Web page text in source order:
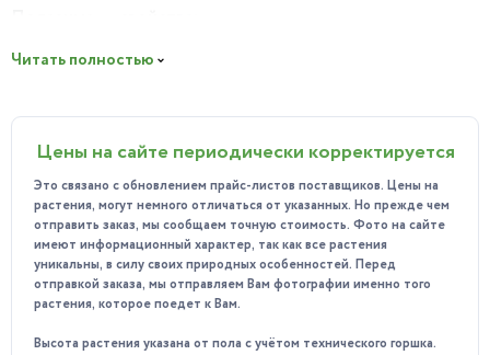
влажность окружающей среды; поглощает вредные для
материалы) и перерабатывает их в безвредные вещества;
способен на 70% снизить общее количество микробов в
воздухе; летучие выделения цветка оказывают
благоприятное влияние на настроение человека, помогают
снять усталость и быстрее восстановить силы после
тяжёлого дня.
Особенности ухода:
Освещение: предпочитает яркий, но рассеянный свет.
Прямые солнечные лучи могут вызвать ожоги на
Читать полностью
Цены на сайте периодически корректируется
Это связано с обновлением прайс-листов поставщиков. Цены на
растения, могут немного отличаться от указанных. Но прежде чем
отправить заказ, мы сообщаем точную стоимость. Фото на сайте
имеют информационный характер, так как все растения
уникальны, в силу своих природных особенностей. Перед
отправкой заказа, мы отправляем Вам фотографии именно того
растения, которое поедет к Вам.
Высота растения указана от пола с учётом технического горшка.